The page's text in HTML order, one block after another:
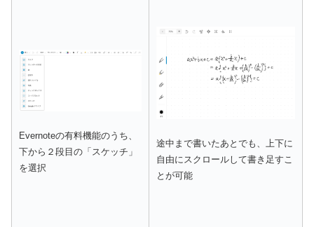
Evernoteの有料機能のうち、
下から２段目の「スケッチ」
を選択
途中まで書いたあとでも、上下に
自由にスクロールして書き足すこ
とが可能